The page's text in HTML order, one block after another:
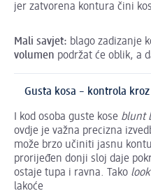
jer zatvorena kontura čini
Mali savjet: blago zadizanje
volumen podržat će oblik, a
Gusta kosa – kontrola
I kod osoba guste kose blunt
ovdje je važna precizna
može brzo učiniti jasnu
prorijeđen donji sloj daje
ostaje tupa i ravna. Tako look
lakoće